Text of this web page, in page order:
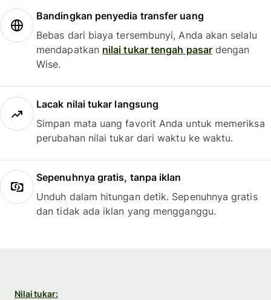
Bandingkan penyedia transfer uang
Bebas dari biaya tersembunyi, Anda akan selalu
mendapatkan nilai tukar tengah pasardengan
Wise.
Lacak nilai tukar langsung
Simpan mata uang favorit Anda untuk memeriksa
perubahan nilai tukar dari waktu ke waktu.
Sepenuhnya gratis, tanpa iklan
Unduh dalam hitungan detik. Sepenuhnya gratis
dan tidak ada iklan yang mengganggu.
Nilai tukar: